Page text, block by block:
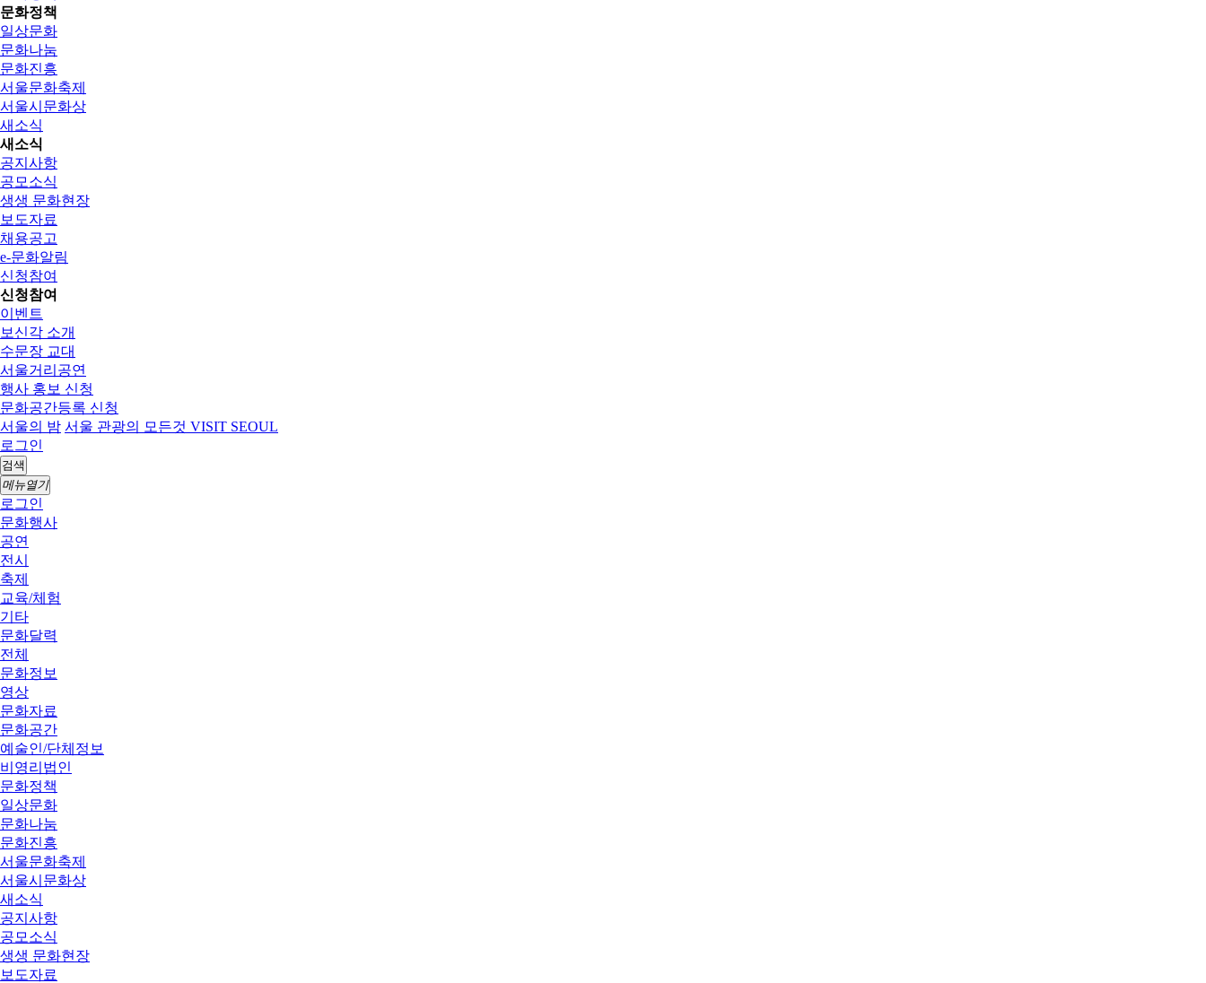
문화정책
일상문화
문화나눔
문화진흥
서울문화축제
서울시문화상
새소식
새소식
공지사항
공모소식
생생 문화현장
보도자료
채용공고
e-문화알림
신청참여
신청참여
이벤트
보신각 소개
수문장 교대
서울거리공연
행사 홍보 신청
문화공간등록 신청
서울의 밤 서울 관광의 모든것 VISIT SEOUL
로그인
검색
메뉴열기
로그인
문화행사
공연
전시
축제
교육/체험
기타
문화달력
전체
문화정보
영상
문화자료
문화공간
예술인/단체정보
비영리법인
문화정책
일상문화
문화나눔
문화진흥
서울문화축제
서울시문화상
새소식
공지사항
공모소식
생생 문화현장
보도자료